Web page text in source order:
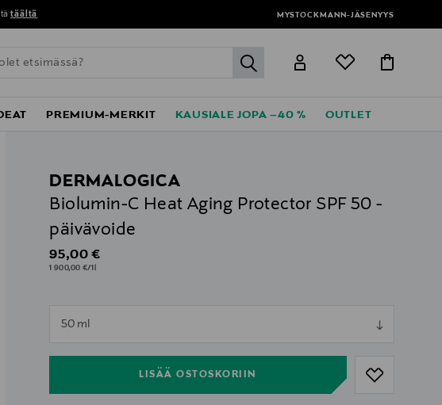
täältä MYSTOCKMANN-JÄSENYYS
label.header.go
PREMIUM-MERKIT KAUSIALE JOPA –40 % OUTLET
DERMALOGICA
Biolumin-C Heat Aging Protector SPF 50 -
päivävoide
Original Price
95,00 €
1 900,00 €/1l
50 ml
LISÄÄ OSTOSKORIIN
null